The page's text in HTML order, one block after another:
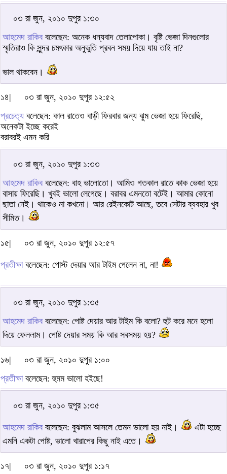
০৩ রা জুন, ২০১০ দুপুর ১:৩০
আহমেদ রাকিব বলেছেন: অনেক ধন্যবাদ তেলাপোকা। বৃষ্টি ভেজা দিনগুলোর
স্মৃতিরাও কি সুন্দর চমৎকার অনুভুতি প্রবন সময় দিয়ে যায় তাই না?
ভাল থাকবেন।
১৪|
০৩ রা জুন, ২০১০ দুপুর ১২:৫২
প্রচেত্য বলেছেন: কাল রাতেও বাড়ী ফিরবার জন্য ঝুম ভেজা হয়ে ফিরেছি,
অনেকটা ইচ্ছে করেই
বরাবরই এমন করি
০৩ রা জুন, ২০১০ দুপুর ১:৩৩
আহমেদ রাকিব বলেছেন: বাহ ভালোতো। আমিও গতকাল রাতে কাক ভেজা হয়ে
বাসায় ফিরেছি। খুবই ভালো লেগেছে। বরাবর এমনতো বটেই। আমার কোনো
ছাতা নেই। থাকেও না কখনো। আর রেইনকোট আছে, তবে সেটার ব্যবহার খুব
সীমিত।
১৫| ০৩ রা জুন, ২০১০ দুপুর ১২:৫৭
প্রতীক্ষাবলেছেন: পোস্ট দেয়ার আর টাইম পেলেন না, না!
০৩ রা জুন, ২০১০ দুপুর ১:৩৫
আহমেদ রাকিব বলেছেন: পোষ্ট দেয়ার আর টাইম কি বলো? হুট করে মনে হলো
দিয়ে ফেললাম। পোষ্ট দেয়ার সময় কি আর সবসময় হয়?
১৬|
০৩ রা জুন, ২০১০ দুপুর ১:০০
প্রতীক্ষাবলেছেন: হুমম ভালো হইছে!
০৩ রা জুন, ২০১০ দুপুর ১:৩৫
আহমেদ রাকিব বলেছেন: বুঝলাম আসলে তেমন ভালো হয় নাই।
এটা হচ্ছে
এমনি একটা পোষ্ট, ভালো খারাপের কিছু নাই এতে।
১৭|
০৩ রা জুন, ২০১০ দুপুর ১:১৭